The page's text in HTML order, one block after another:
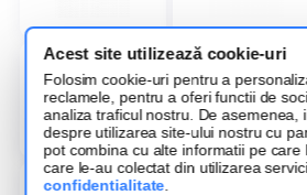
Acest site utilizează cookie-uri
Folosim cookie-uri pentru a
reclamele, pentru a oferi functii de
analiza traficul nostru. De asemenea,
despre utilizarea site-ului nostru cu
pot combina cu alte informatii pe
care le-au colectat din utilizarea
confidentialitate